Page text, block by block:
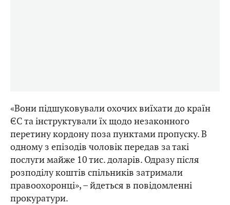
«Вони підшуковували охочих виїхати до країн
ЄС та інструктували їх щодо незаконного
перетину кордону поза пунктами пропуску. В
одному з епізодів чоловік передав за такі
послуги майже 10 тис. доларів. Одразу після
розподілу коштів спільників затримали
правоохоронці», – йдеться в повідомленні
прокуратури.